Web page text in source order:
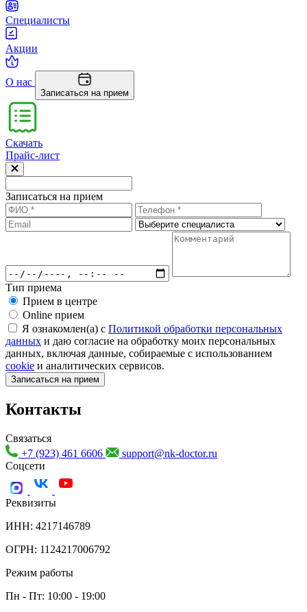
Специалисты
Акции
О нас
Записаться на прием
Скачать
Прайс-лист
Записаться на прием
Тип приема
Прием в центре
Online прием
Я ознакомлен(а) с Политикой обработки персональных
данных и даю согласие на обработку моих персональных
данных, включая данные, собираемые с использованием
cookie и аналитических сервисов.
Записаться на прием
Контакты
Связаться
+7 (923) 461 6606
support@nk-doctor.ru
Соцсети
Реквизиты
ИНН: 4217146789
ОГРН: 1124217006792
Режим работы
Пн - Пт: 10:00 - 19:00